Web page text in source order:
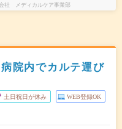
社 メディカルケア事業部
院内でカルテ運び
土日祝日が休み WEB登録OK